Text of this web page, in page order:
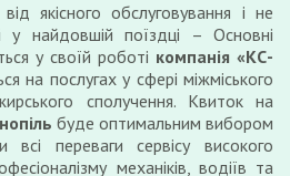
якісного обслуговування і не
у найдовшій поїздці – Основні
у своїй роботі компанія «КС-
на послугах у сфері міжміського
сполучення. Квиток на
буде оптимальним вибором
переваги сервісу високого
механіків, водіїв та